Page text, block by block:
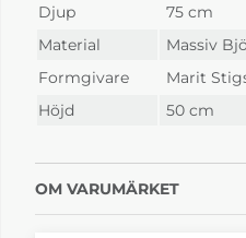
Vitolja
8 490 kr
4-6 Veckor
Djup
75 cm
Material
Massiv
Formgivare
Marit
Höjd
50 cm
OM VARUMÄRKET